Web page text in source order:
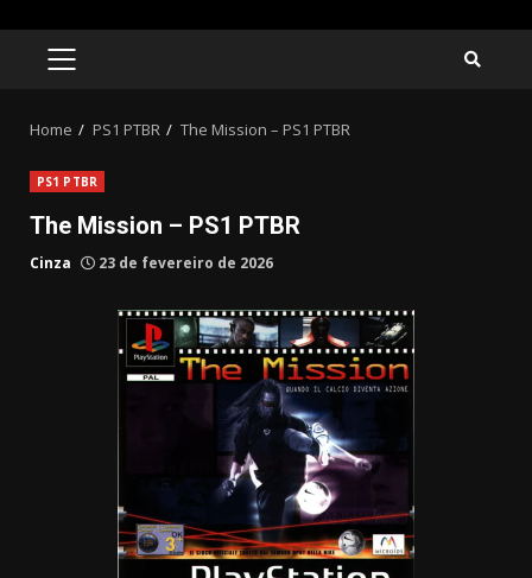
PRIMARY
Home PS1 PTBR The Mission – PS1 PTBR
PS1 PTBR
The Mission – PS1 PTBR
Cinza 23 de fevereiro de 2026